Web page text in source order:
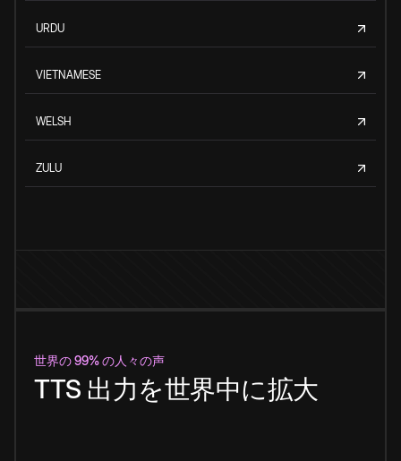
URDU
VIETNAMESE
WELSH
ZULU
世界の 99% の人々の声
TTS 出力を世界中に拡大